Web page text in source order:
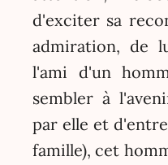
d'exciter sa
admiration, de
l'ami d'un
sembler à
par elle et
famille), cet